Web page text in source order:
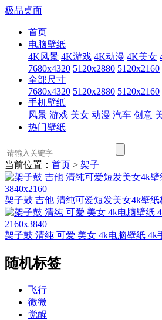
极品桌面
首页
电脑壁纸
4K风景 4K游戏 4K动漫 4K美女
7680x4320 5120x2880 5120x2160
全部尺寸
7680x4320 5120x2880 5120x2160
手机壁纸
风景 游戏 美女 动漫 汽车 创意
热门壁纸
当前位置： 首页 > 架子
3840x2160
架子鼓 吉他 清纯可爱短发美女4k壁
2160x3840
架子鼓 清纯 可爱 美女 4k电脑壁纸 4k
随机标签
飞行
微微
觉醒